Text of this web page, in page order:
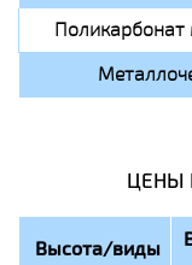
ЦЕНЫ
Высота/виды